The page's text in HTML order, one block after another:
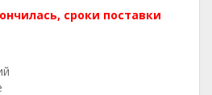
сроки поставки